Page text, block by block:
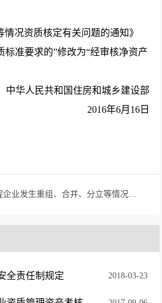
况资质核定有关问题的通知》
标准要求的”修改为“经审核净资产
中华人民共和国住房和城乡建设部
2016年6月16日
生重组、合并、分立等情况资质核定有关问题的通知
全责任制规定 2018-03-23